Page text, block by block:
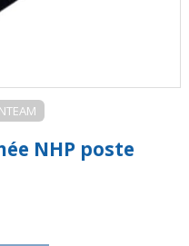
NHP poste